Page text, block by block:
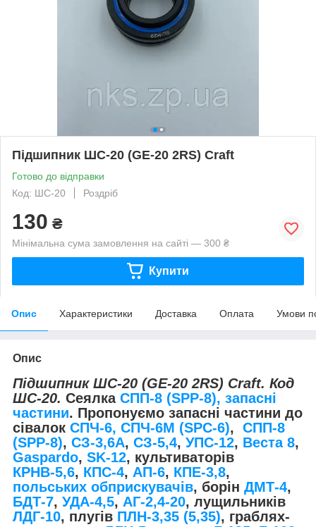
Підшипник ШС-20 (GE-20 2RS) Craft
Готово до відправки
Код: ШС-20
Роздріб
130 ₴
Мінімальна сума замовлення на сайті — 300 ₴
Купити
Опис Характеристики Доставка Оплата Умови
Опис
Підшипник ШС-20 (GE-20 2RS) Craft. Код
ШС-20. Сеялка СПП-8 (SPP-8), запасні
частини. Пропонуємо запасні частини до
сівалок СПЧ-6, СПЧ-6М (SPС-6), СПП-8
(SPP-8), СЗ-3,6А, СЗ-5,4, УПС-12, Веста 8,
Gaspardo, SK-12, культиваторів
КРНВ-5,6, КПС-4, АП-6, КПЕ-3,8,
польських обприскувачів, борін ДМТ-4,
БДТ-7, УДА-4,5, АГ-2,4-20, лущильників
ЛДГ-10, плугів ПЛН-3,35 (5,35), граблях-